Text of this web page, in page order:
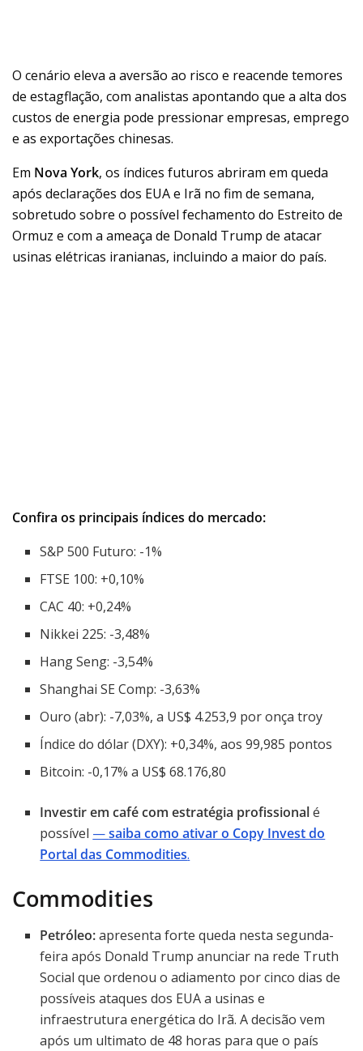
O cenário eleva a aversão ao risco e reacende temores
de estagflação, com analistas apontando que a alta dos
custos de energia pode pressionar empresas, emprego
e as exportações chinesas.
Em Nova York, os índices futuros abriram em queda
após declarações dos EUA e Irã no fim de semana,
sobretudo sobre o possível fechamento do Estreito de
Ormuz e com a ameaça de Donald Trump de atacar
usinas elétricas iranianas, incluindo a maior do país.
Confira os principais índices do mercado:
S&P 500 Futuro: -1%
FTSE 100: +0,10%
CAC 40: +0,24%
Nikkei 225: -3,48%
Hang Seng: -3,54%
Shanghai SE Comp: -3,63%
Ouro (abr): -7,03%, a US$ 4.253,9 por onça troy
Índice do dólar (DXY): +0,34%, aos 99,985 pontos
Bitcoin: -0,17% a US$ 68.176,80
Investir em café com estratégia profissionalé
possível —saiba como ativar o Copy Invest do
Portal das Commodities.
Commodities
Petróleo:apresenta forte queda nesta segunda-
feira após Donald Trump anunciar na rede Truth
Social que ordenou o adiamento por cinco dias de
possíveis ataques dos EUA a usinas e
infraestrutura energética do Irã. A decisão vem
após um ultimato de 48 horas para que o país